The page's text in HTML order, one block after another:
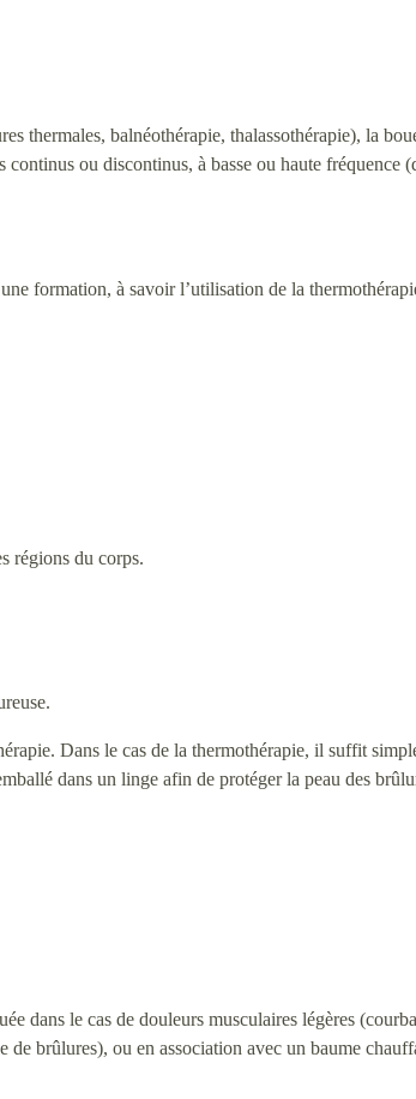
thermales, balnéothérapie, thalassothérapie), la
ou discontinus, à basse ou haute fréquence
formation, à savoir l’utilisation de la
régions du corps.
Dans le cas de la thermothérapie, il suffit
dans un linge afin de protéger la peau des
dans le cas de douleurs musculaires légères
brûlures), ou en association avec un baume